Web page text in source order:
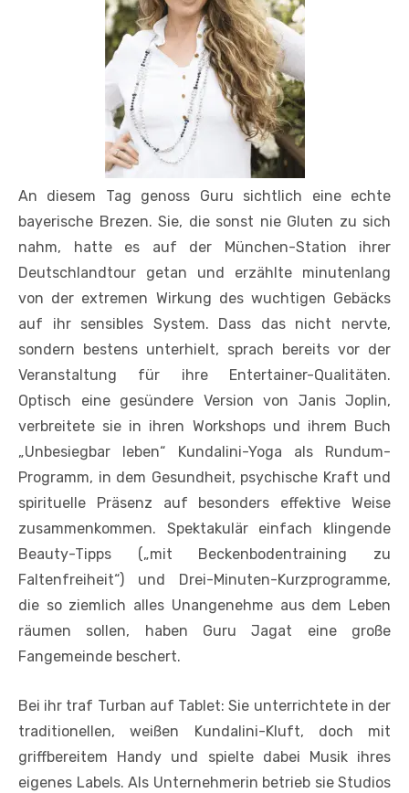
An diesem Tag genoss Guru sichtlich eine echte
bayerische Brezen. Sie, die sonst nie Gluten zu sich
nahm, hatte es auf der München-Station ihrer
Deutschlandtour getan und erzählte minutenlang
von der extremen Wirkung des wuchtigen Gebäcks
auf ihr sensibles System. Dass das nicht nervte,
sondern bestens unterhielt, sprach bereits vor der
Veranstaltung für ihre Entertainer-Qualitäten.
Optisch eine gesündere Version von Janis Joplin,
verbreitete sie in ihren Workshops und ihrem Buch
„Unbesiegbar leben“ Kundalini-Yoga als Rundum-
Programm, in dem Gesundheit, psychische Kraft und
spirituelle Präsenz auf besonders effektive Weise
zusammenkommen. Spektakulär einfach klingende
Beauty-Tipps („mit Beckenbodentraining zu
Faltenfreiheit“) und Drei-Minuten-Kurzprogramme,
die so ziemlich alles Unangenehme aus dem Leben
räumen sollen, haben Guru Jagat eine große
Fangemeinde beschert.
Bei ihr traf Turban auf Tablet: Sie unterrichtete in der
traditionellen, weißen Kundalini-Kluft, doch mit
griffbereitem Handy und spielte dabei Musik ihres
eigenes Labels. Als Unternehmerin betrieb sie Studios